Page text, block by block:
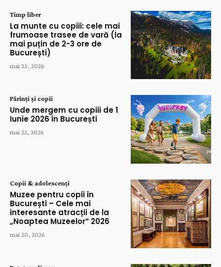
Timp liber
La munte cu copiii: cele mai
frumoase trasee de vară (la
mai puțin de 2-3 ore de
București)
mai 25, 2026
Părinți și copii
Unde mergem cu copiii de 1
Iunie 2026 în București
mai 22, 2026
Copii & adolescenți
Muzee pentru copii în
București – Cele mai
interesante atracții de la
„Noaptea Muzeelor” 2026
mai 20, 2026